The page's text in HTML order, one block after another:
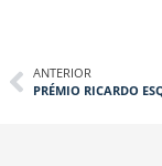
ANTERIOR